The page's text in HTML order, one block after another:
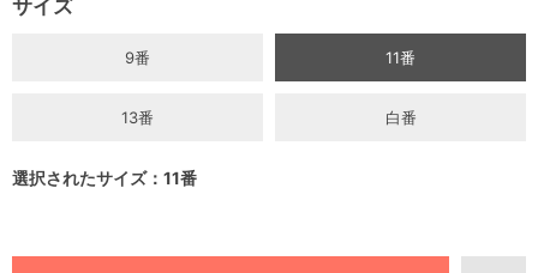
サイズ
9番 11番
13番 白番
選択されたサイズ：11番